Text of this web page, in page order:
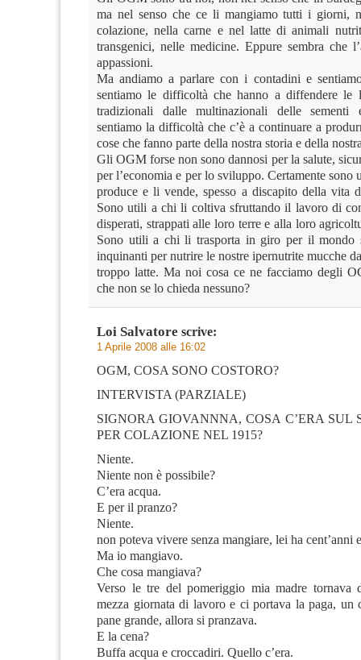
ma nel senso che ce li mangiamo tutti i giorni,
colazione, nella carne e nel latte di animali
transgenici, nelle medicine. Eppure sembra che
appassioni.
Ma andiamo a parlare con i contadini e
sentiamo le difficoltà che hanno a diffendere le
tradizionali dalle multinazionali delle sementi
sentiamo la difficoltà che c’è a continuare a
cose che fanno parte della nostra storia e della
Gli OGM forse non sono dannosi per la salute,
per l’economia e per lo sviluppo. Certamente sono
produce e li vende, spesso a discapito della vita
Sono utili a chi li coltiva sfruttando il lavoro di
disperati, strappati alle loro terre e alla loro
Sono utili a chi li trasporta in giro per il mondo
inquinanti per nutrire le nostre ipernutrite mucche
troppo latte. Ma noi cosa ce ne facciamo degli
che non se lo chieda nessuno?
Loi Salvatore scrive:
1 Aprile 2008 alle 16:02
OGM, COSA SONO COSTORO?
INTERVISTA (PARZIALE)
SIGNORA GIOVANNNA, COSA C’ERA SUL
PER COLAZIONE NEL 1915?
Niente.
Niente non è possibile?
C’era acqua.
E per il pranzo?
Niente.
non poteva vivere senza mangiare, lei ha cent’anni
Ma io mangiavo.
Che cosa mangiava?
Verso le tre del pomeriggio mia madre tornava
mezza giornata di lavoro e ci portava la paga, un
pane grande, allora si pranzava.
E la cena?
Buffa acqua e croccadiri. Quello c’era.